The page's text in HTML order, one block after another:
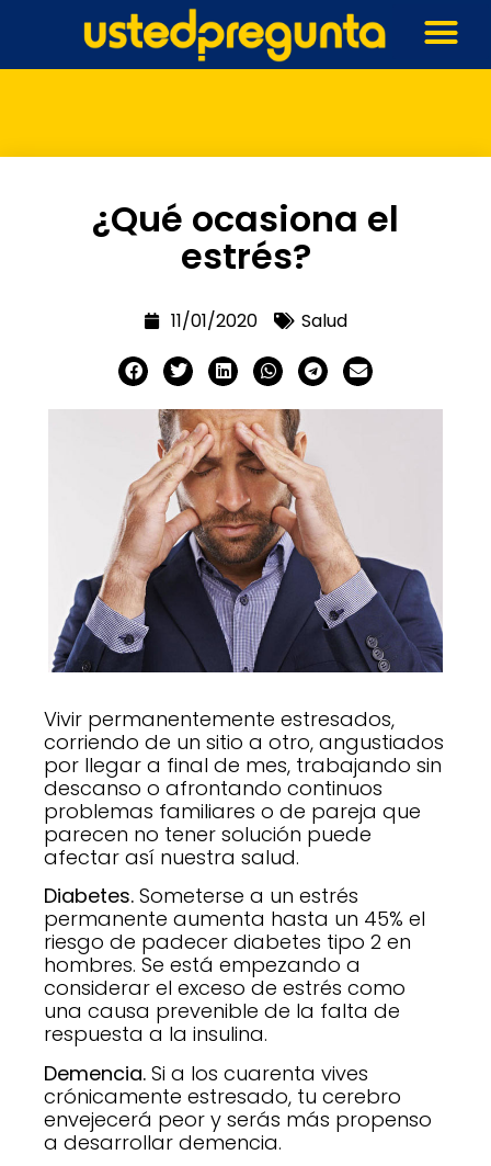
¿Qué ocasiona el
estrés?
11/01/2020 Salud
Vivir permanentemente estresados,
corriendo de un sitio a otro, angustiados
por llegar a final de mes, trabajando sin
descanso o afrontando continuos
problemas familiares o de pareja que
parecen no tener solución puede
afectar así nuestra salud.
Diabetes. Someterse a un estrés
permanente aumenta hasta un 45% el
riesgo de padecer diabetes tipo 2 en
hombres. Se está empezando a
considerar el exceso de estrés como
una causa prevenible de la falta de
respuesta a la insulina.
Demencia. Si a los cuarenta vives
crónicamente estresado, tu cerebro
envejecerá peor y serás más propenso
a desarrollar demencia.